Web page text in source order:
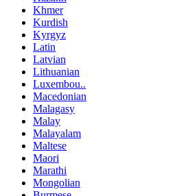
Khmer
Kurdish
Kyrgyz
Latin
Latvian
Lithuanian
Luxembou..
Macedonian
Malagasy
Malay
Malayalam
Maltese
Maori
Marathi
Mongolian